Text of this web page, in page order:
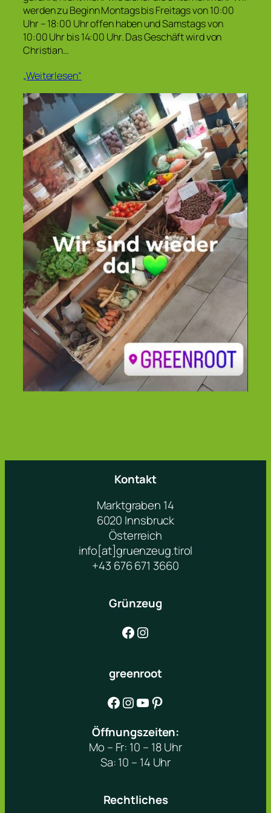
werden zu Beginn Montags bis Freitags von 10:00
Uhr – 18:00 Uhr offen haben und Samstags von
10:00 Uhr bis 14:00 Uhr. Das Geschäft wird von
Christian…
„Weiterlesen“
Kontakt
Marktgraben 14
6020 Innsbruck
Österreich
info[at]gruenzeug.tirol
+43 676 671 3660
Grünzeug
Facebook Instagram
greenroot
Facebook Instagram YouTube Pinterest
Öffnungszeiten:
Mo – Fr: 10 – 18 Uhr
Sa: 10 – 14 Uhr
Rechtliches